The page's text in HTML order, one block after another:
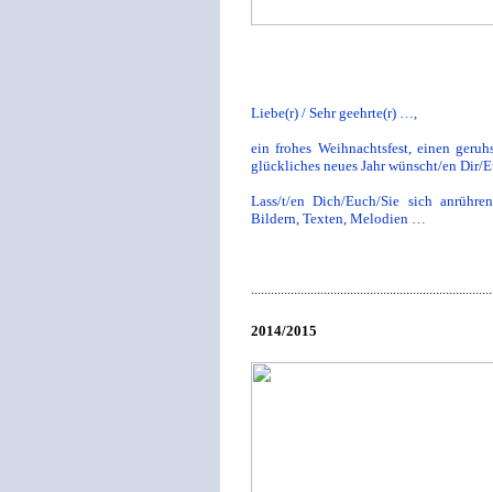
Liebe(r) / Sehr geehrte(r) …,
ein frohes Weihnachtsfest, einen
glückliches neues Jahr wünscht/en Dir/
Lass/t/en Dich/Euch/Sie sich
Bildern, Texten, Melodien …
2014/2015